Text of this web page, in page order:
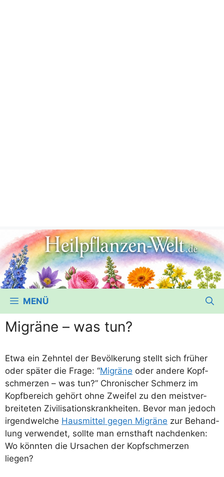
MENÜ
Migräne – was tun?
Etwa ein Zehn­tel der Bevöl­ke­rung stellt sich frü­her
oder spä­ter die Fra­ge: “Migrä­ne oder ande­re Kopf­
schmer­zen – was tun?” Chro­ni­scher Schmerz im
Kopf­be­reich gehört ohne Zwei­fel zu den meist­ver­
brei­te­ten Zivi­li­sa­ti­ons­krank­hei­ten. Bevor man jedoch
irgend­wel­che Haus­mit­tel gegen Migrä­ne zur Behand­
lung ver­wen­det, soll­te man ernst­haft nach­den­ken:
Wo könn­ten die Ursa­chen der Kopf­schmer­zen
liegen?